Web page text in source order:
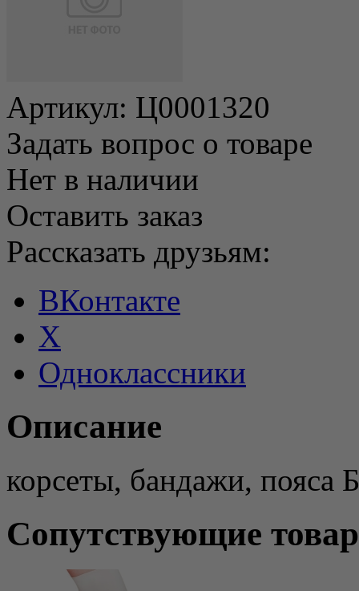
Артикул: Ц0001320
Задать вопрос о товаре
Нет в наличии
Оставить заказ
Рассказать друзьям:
ВКонтакте
X
Одноклассники
Описание
корсеты, бандажи, пояса
Сопутствующие